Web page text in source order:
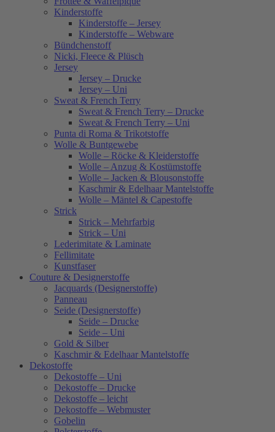
Kinderstoffe
Kinderstoffe – Jersey
Kinderstoffe – Webware
Bündchenstoff
Nicki, Fleece & Plüsch
Jersey
Jersey – Drucke
Jersey – Uni
Sweat & French Terry
Sweat & French Terry – Drucke
Sweat & French Terry – Uni
Punta di Roma & Trikotstoffe
Wolle & Buntgewebe
Wolle – Röcke & Kleiderstoffe
Wolle – Anzug & Kostümstoffe
Wolle – Jacken & Blousonstoffe
Kaschmir & Edelhaar Mantelstoffe
Wolle – Mäntel & Capestoffe
Strick
Strick – Mehrfarbig
Strick – Uni
Lederimitate & Laminate
Fellimitate
Kunstfaser
Couture & Designerstoffe
Jacquards (Designerstoffe)
Panneau
Seide (Designerstoffe)
Seide – Drucke
Seide – Uni
Gold & Silber
Kaschmir & Edelhaar Mantelstoffe
Dekostoffe
Dekostoffe – Uni
Dekostoffe – Drucke
Dekostoffe – leicht
Dekostoffe – Webmuster
Gobelin